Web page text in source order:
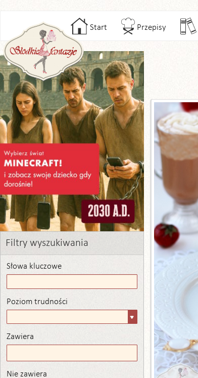
Start Przepisy
Filtry wyszukiwania
Słowa kluczowe
Poziom trudności
trudności
Zawiera
Nie zawiera